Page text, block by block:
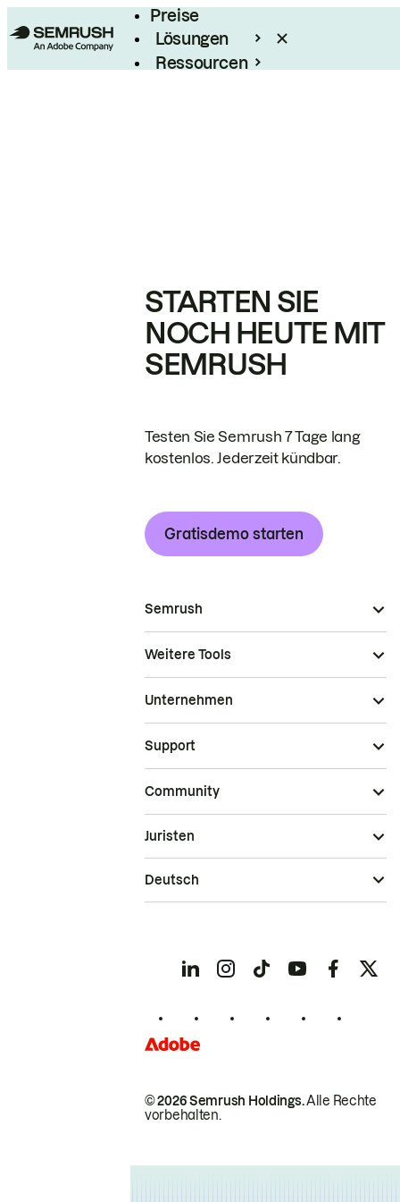
Preise
Lösungen
Ressourcen
STARTEN SIE
NOCH HEUTE MIT
SEMRUSH
Testen Sie Semrush 7 Tage lang
kostenlos. Jederzeit kündbar.
Gratisdemo starten
Semrush
Weitere Tools
Unternehmen
Support
Community
© 2026 Semrush Holdings.Alle Rechte
vorbehalten.
Juristen
Deutsch